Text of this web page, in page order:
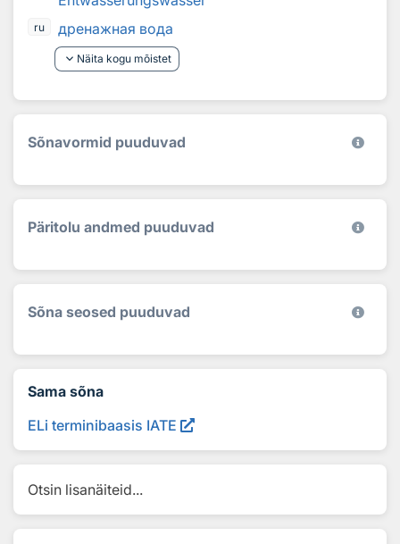
ru
дренажная вода
keyboard_arrow_down Näita kogu mõistet
Sõnavormid puuduvad
Päritolu andmed puuduvad
Sõna seosed puuduvad
Sama sõna
ELi terminibaasis IATE
Otsin lisanäiteid...